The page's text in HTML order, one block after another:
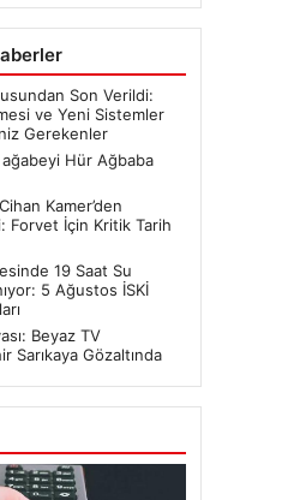
Son Verildi:
ve Yeni Sistemler
Gerekenler
ağabeyi Hür Ağbaba
Kamer’den
Forvet İçin Kritik Tarih
19 Saat Su
5 Ağustos İSKİ
Beyaz TV
Sarıkaya Gözaltında